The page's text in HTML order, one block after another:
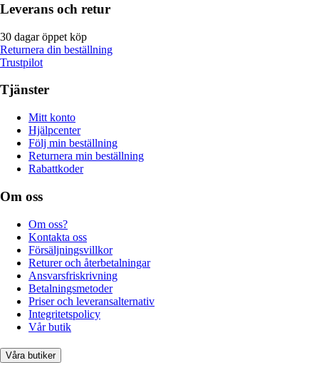
Leverans och retur
30 dagar öppet köp
Returnera din beställning
Trustpilot
Tjänster
Mitt konto
Hjälpcenter
Följ min beställning
Returnera min beställning
Rabattkoder
Om oss
Om oss?
Kontakta oss
Försäljningsvillkor
Returer och återbetalningar
Ansvarsfriskrivning
Betalningsmetoder
Priser och leveransalternativ
Integritetspolicy
Vår butik
Våra butiker